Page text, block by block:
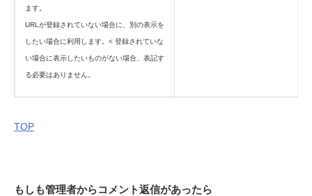
ます。
URLが登録されていない場合に、別の表示を
したい場合に利用します。< 登録されていな
い場合に表示したいものがない場合、表記す
る必要はありません。
TOP
もしも管理者からコメント返信があったら